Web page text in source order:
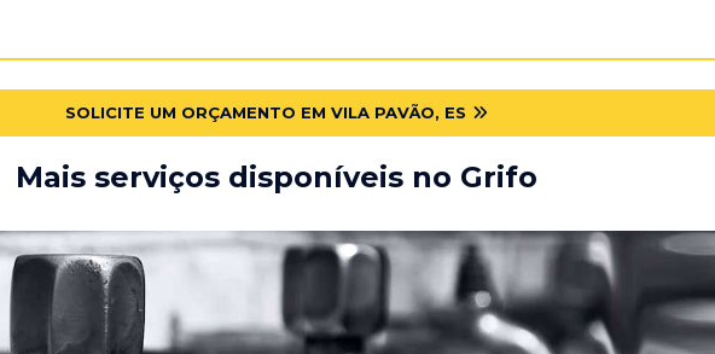
SOLICITE UM ORÇAMENTO EM VILA PAVÃO, ES
Mais serviços disponíveis no Grifo